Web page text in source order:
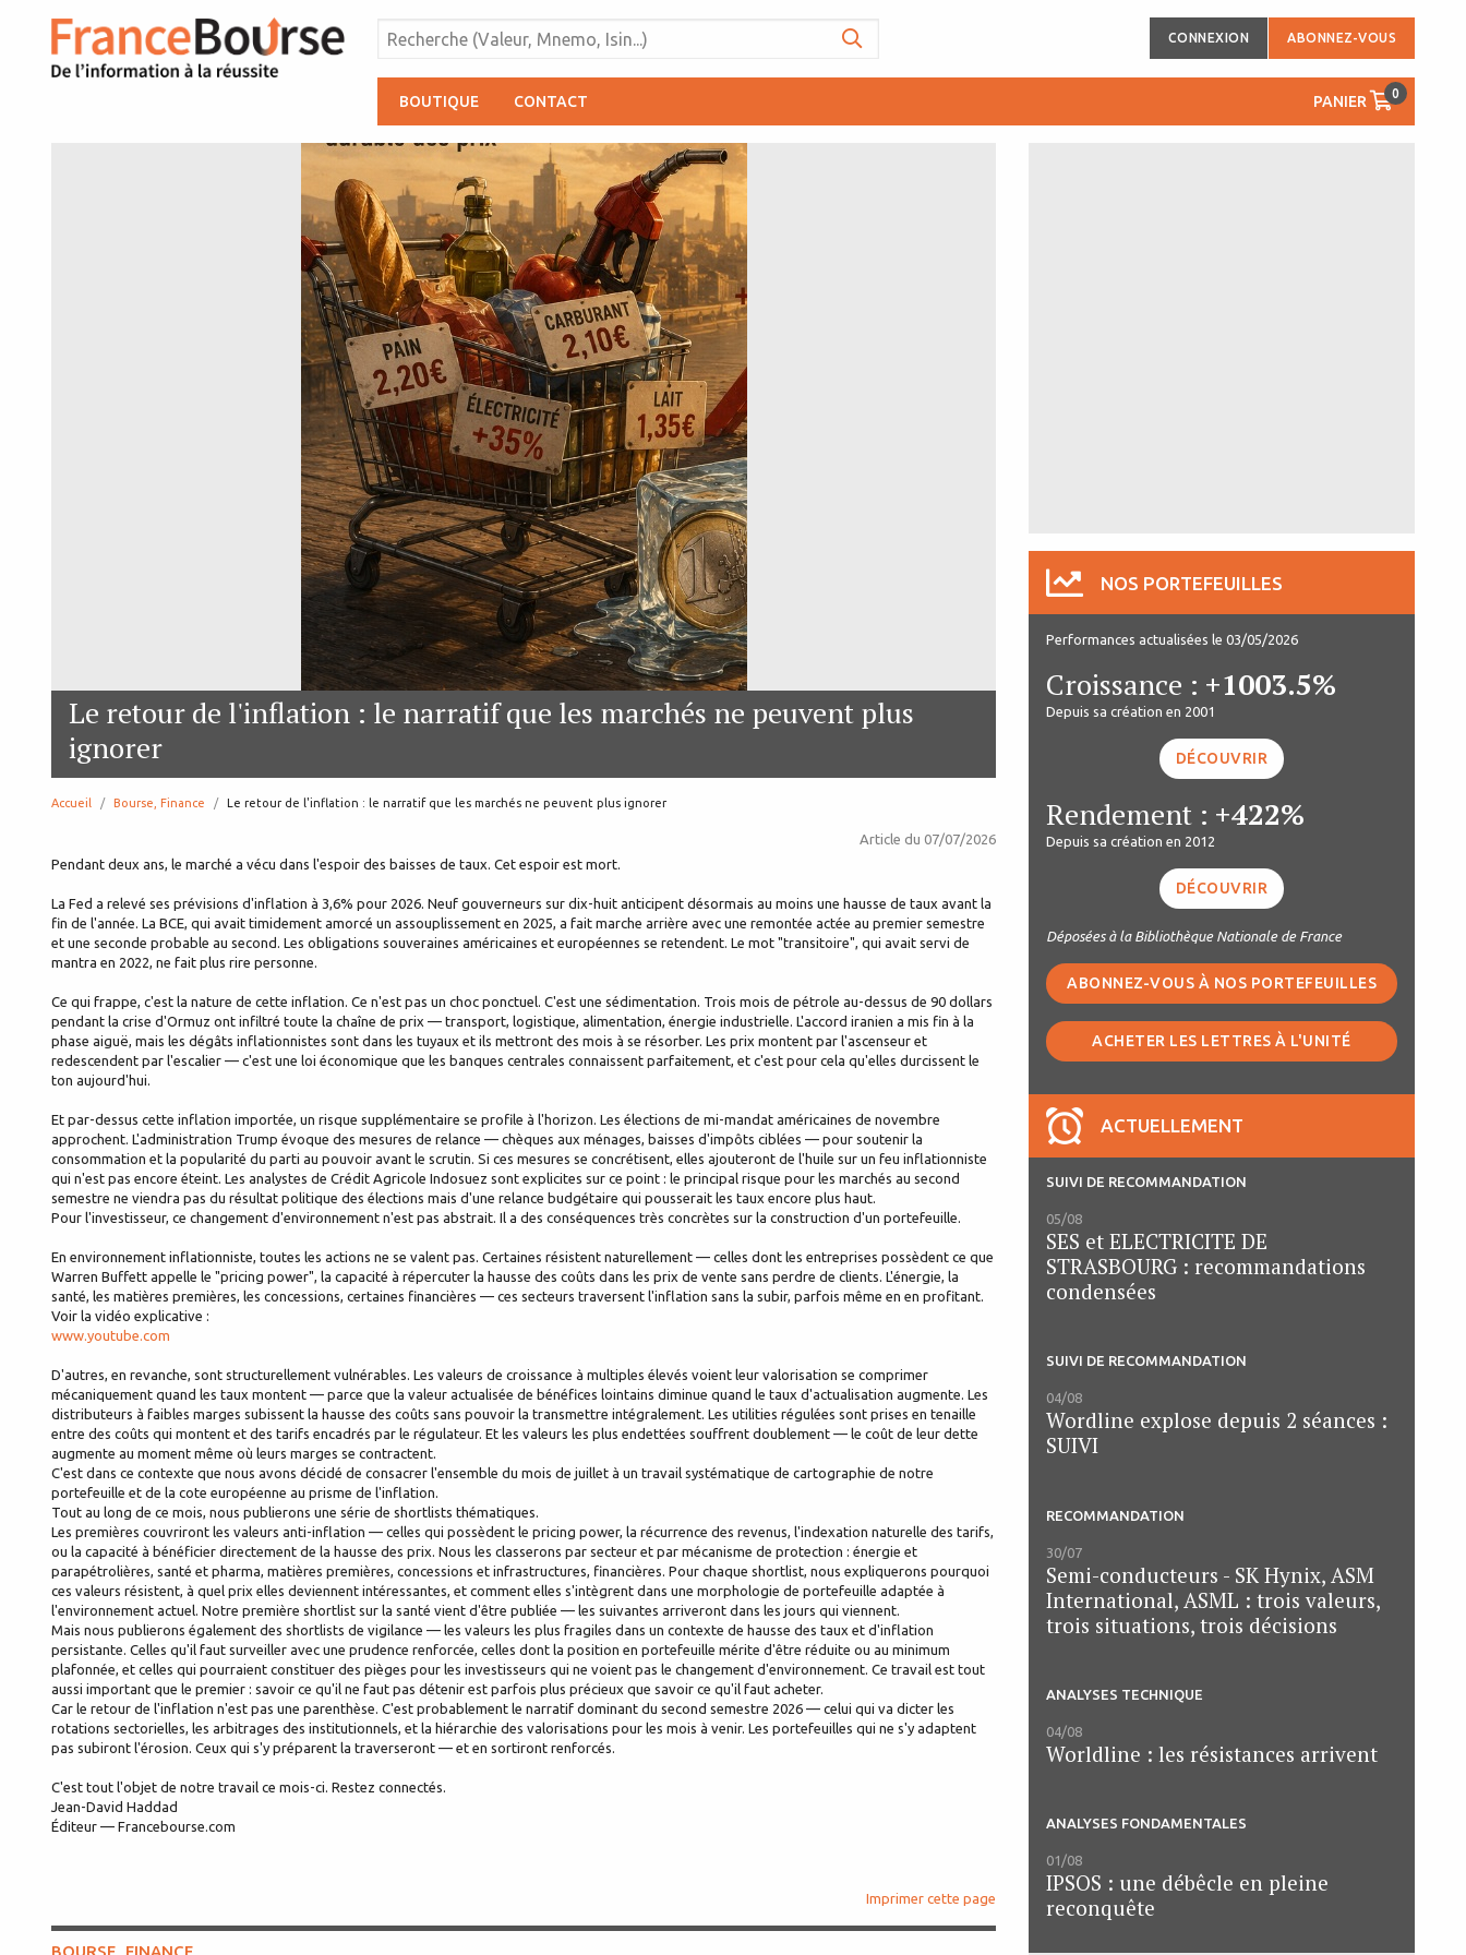
CONNEXION ABONNEZ-VOUS
BOUTIQUE CONTACT PANIER 0
Le retour de l'inflation : le narratif que les marchés ne peuvent plus
ignorer
Accueil Bourse, Finance page:
Le retour de l'inflation : le narratif que les marchés ne peuvent plus ignorer
Article du 07/07/2026
Pendant deux ans, le marché a vécu dans l'espoir des baisses de taux. Cet espoir est mort.
La Fed a relevé ses prévisions d'inflation à 3,6% pour 2026. Neuf gouverneurs sur dix-huit anticipent désormais au moins une hausse de taux avant la
fin de l'année. La BCE, qui avait timidement amorcé un assouplissement en 2025, a fait marche arrière avec une remontée actée au premier semestre
et une seconde probable au second. Les obligations souveraines américaines et européennes se retendent. Le mot "transitoire", qui avait servi de
mantra en 2022, ne fait plus rire personne.
Ce qui frappe, c'est la nature de cette inflation. Ce n'est pas un choc ponctuel. C'est une sédimentation. Trois mois de pétrole au-dessus de 90 dollars
pendant la crise d'Ormuz ont infiltré toute la chaîne de prix — transport, logistique, alimentation, énergie industrielle. L'accord iranien a mis fin à la
phase aiguë, mais les dégâts inflationnistes sont dans les tuyaux et ils mettront des mois à se résorber. Les prix montent par l'ascenseur et
redescendent par l'escalier — c'est une loi économique que les banques centrales connaissent parfaitement, et c'est pour cela qu'elles durcissent le
ton aujourd'hui.
Et par-dessus cette inflation importée, un risque supplémentaire se profile à l'horizon. Les élections de mi-mandat américaines de novembre
approchent. L'administration Trump évoque des mesures de relance — chèques aux ménages, baisses d'impôts ciblées — pour soutenir la
consommation et la popularité du parti au pouvoir avant le scrutin. Si ces mesures se concrétisent, elles ajouteront de l'huile sur un feu inflationniste
qui n'est pas encore éteint. Les analystes de Crédit Agricole Indosuez sont explicites sur ce point : le principal risque pour les marchés au second
semestre ne viendra pas du résultat politique des élections mais d'une relance budgétaire qui pousserait les taux encore plus haut.
Pour l'investisseur, ce changement d'environnement n'est pas abstrait. Il a des conséquences très concrètes sur la construction d'un portefeuille.
En environnement inflationniste, toutes les actions ne se valent pas. Certaines résistent naturellement — celles dont les entreprises possèdent ce que
Warren Buffett appelle le "pricing power", la capacité à répercuter la hausse des coûts dans les prix de vente sans perdre de clients. L'énergie, la
santé, les matières premières, les concessions, certaines financières — ces secteurs traversent l'inflation sans la subir, parfois même en en profitant.
Voir la vidéo explicative :
www.youtube.com
D'autres, en revanche, sont structurellement vulnérables. Les valeurs de croissance à multiples élevés voient leur valorisation se comprimer
mécaniquement quand les taux montent — parce que la valeur actualisée de bénéfices lointains diminue quand le taux d'actualisation augmente. Les
distributeurs à faibles marges subissent la hausse des coûts sans pouvoir la transmettre intégralement. Les utilities régulées sont prises en tenaille
entre des coûts qui montent et des tarifs encadrés par le régulateur. Et les valeurs les plus endettées souffrent doublement — le coût de leur dette
augmente au moment même où leurs marges se contractent.
C'est dans ce contexte que nous avons décidé de consacrer l'ensemble du mois de juillet à un travail systématique de cartographie de notre
portefeuille et de la cote européenne au prisme de l'inflation.
Tout au long de ce mois, nous publierons une série de shortlists thématiques.
Les premières couvriront les valeurs anti-inflation — celles qui possèdent le pricing power, la récurrence des revenus, l'indexation naturelle des tarifs,
ou la capacité à bénéficier directement de la hausse des prix. Nous les classerons par secteur et par mécanisme de protection : énergie et
parapétrolières, santé et pharma, matières premières, concessions et infrastructures, financières. Pour chaque shortlist, nous expliquerons pourquoi
ces valeurs résistent, à quel prix elles deviennent intéressantes, et comment elles s'intègrent dans une morphologie de portefeuille adaptée à
l'environnement actuel. Notre première shortlist sur la santé vient d'être publiée — les suivantes arriveront dans les jours qui viennent.
Mais nous publierons également des shortlists de vigilance — les valeurs les plus fragiles dans un contexte de hausse des taux et d'inflation
persistante. Celles qu'il faut surveiller avec une prudence renforcée, celles dont la position en portefeuille mérite d'être réduite ou au minimum
plafonnée, et celles qui pourraient constituer des pièges pour les investisseurs qui ne voient pas le changement d'environnement. Ce travail est tout
aussi important que le premier : savoir ce qu'il ne faut pas détenir est parfois plus précieux que savoir ce qu'il faut acheter.
Car le retour de l'inflation n'est pas une parenthèse. C'est probablement le narratif dominant du second semestre 2026 — celui qui va dicter les
rotations sectorielles, les arbitrages des institutionnels, et la hiérarchie des valorisations pour les mois à venir. Les portefeuilles qui ne s'y adaptent
pas subiront l'érosion. Ceux qui s'y préparent la traverseront — et en sortiront renforcés.
C'est tout l'objet de notre travail ce mois-ci. Restez connectés.
Jean-David Haddad
Éditeur — Francebourse.com
Imprimer cette page
NOS PORTEFEUILLES
Performances actualisées le 03/05/2026
Croissance : +1003.5%
Depuis sa création en 2001
DÉCOUVRIR
Rendement : +422%
Depuis sa création en 2012
DÉCOUVRIR
Déposées à la Bibliothèque Nationale de France
ABONNEZ-VOUS À NOS PORTEFEUILLES
ACHETER LES LETTRES À L'UNITÉ
ACTUELLEMENT
SUIVI DE RECOMMANDATION
05/08
SES et ELECTRICITE DE
STRASBOURG : recommandations
condensées
SUIVI DE RECOMMANDATION
04/08
Wordline explose depuis 2 séances :
SUIVI
RECOMMANDATION
30/07
Semi-conducteurs - SK Hynix, ASM
International, ASML : trois valeurs,
trois situations, trois décisions
ANALYSES TECHNIQUE
04/08
Worldline : les résistances arrivent
ANALYSES FONDAMENTALES
01/08
IPSOS : une débêcle en pleine
reconquête